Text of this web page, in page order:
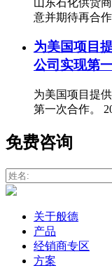
意并期待再合作
为美国项目
公司实现第
为美国项目提
第一次合作。
免费咨询
关于般德
产品
经销商专区
方案